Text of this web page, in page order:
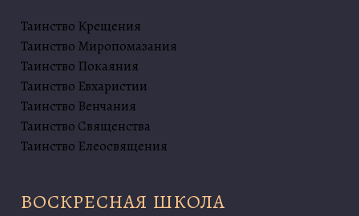
Таинство Крещения
Таинство Миропомазания
Таинство Покаяния
Таинство Евхаристии
Таинство Венчания
Таинство Священства
Таинство Елеосвящения
ВОСКРЕСНАЯ ШКОЛА